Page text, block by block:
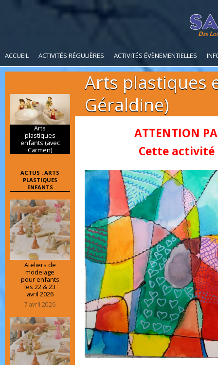
Des
ACCUEIL ACTIVITÉS RÉGULIÈRES ACTIVITÉS ÉVÈNEMENTIELLES
Arts plastiques
Géraldine)
ATTENTION
Cette activité
Arts
plastiques
enfants (avec
Carmen)
ACTUS : ARTS
PLASTIQUES
ENFANTS
Ateliers de
modelage
pour enfants
les 22 & 23
avril 2026
7 avril 2026